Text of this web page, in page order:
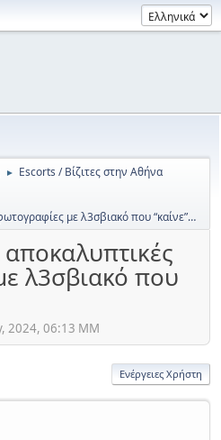
► Escorts / Βίζιτες στην Αθήνα
με λ3σβιακό που “καίνε”…
λ3σβιακό που
2024, 06:13 ΜΜ
Ενέργειες Χρήστη